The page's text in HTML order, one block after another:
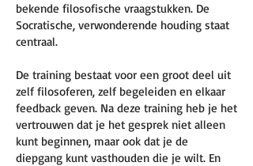
bekende filosofische vraagstukken. De
Socratische, verwonderende houding staat
centraal.
De training bestaat voor een groot deel uit
zelf filosoferen, zelf begeleiden en elkaar
feedback geven. Na deze training heb je het
vertrouwen dat je het gesprek niet alleen
kunt beginnen, maar ook dat je de
diepgang kunt vasthouden die je wilt. En